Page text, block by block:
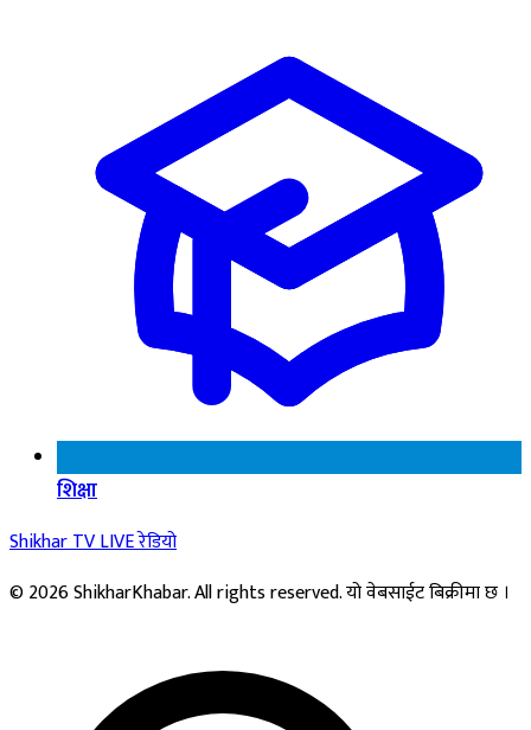
शिक्षा
Shikhar TVLIVEरेडियो
© 2026 ShikharKhabar. All rights reserved. यो वेबसाईट बिक्रीमा छ ।